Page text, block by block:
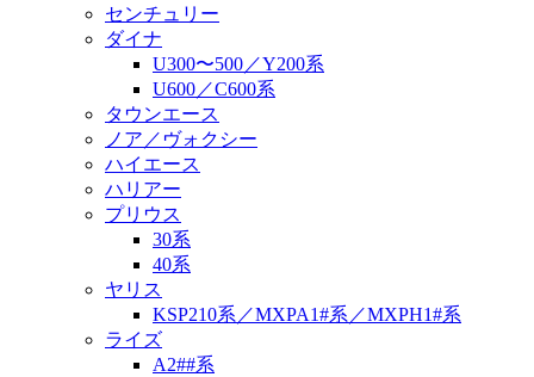
センチュリー
ダイナ
U300〜500／Y200系
U600／C600系
タウンエース
ノア／ヴォクシー
ハイエース
ハリアー
プリウス
30系
40系
ヤリス
KSP210系／MXPA1#系／MXPH1#系
ライズ
A2##系